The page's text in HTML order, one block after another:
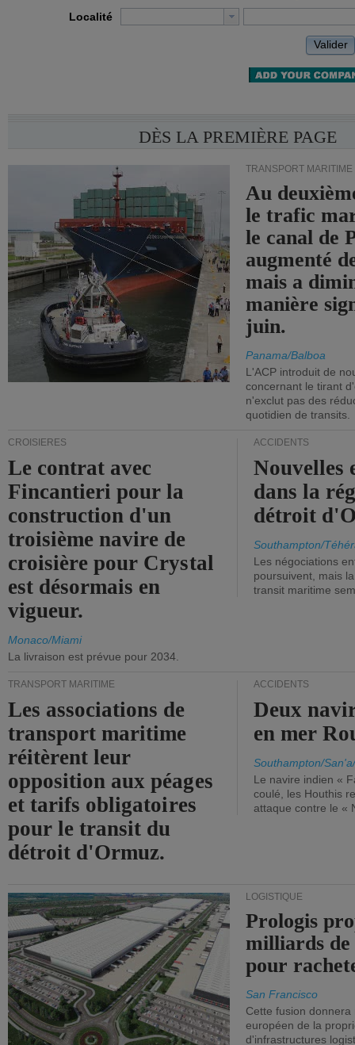
Localité
Valider
DÈS LA PREMIÈRE PAGE
TRANSPORT MARITIME
Au
le trafic
le canal de
augmenté
mais a
manière
juin.
Panama/Balboa
L'ACP introduit de
concernant le tirant
n'exclut pas des
quotidien de transits.
CROISIÈRES
Le contrat avec
Fincantieri pour la
construction d'un
troisième navire de
croisière pour Crystal
est désormais en
vigueur.
Monaco/Miami
La livraison est prévue pour 2034.
ACCIDENTS
Nouvelles
dans la
détroit
Southampton/
Les négociations
poursuivent, mais
transit maritime
TRANSPORT MARITIME
Les associations de
transport maritime
réitèrent leur
opposition aux péages
et tarifs obligatoires
pour le transit du
détroit d'Ormuz.
ACCIDENTS
Deux
en mer
Southampton/
Le navire indien «
coulé, les Houthis
attaque contre le «
LOGISTIQUE
Prologis
milliards
pour
San Francisco
Cette fusion
européen de la
d'infrastructures